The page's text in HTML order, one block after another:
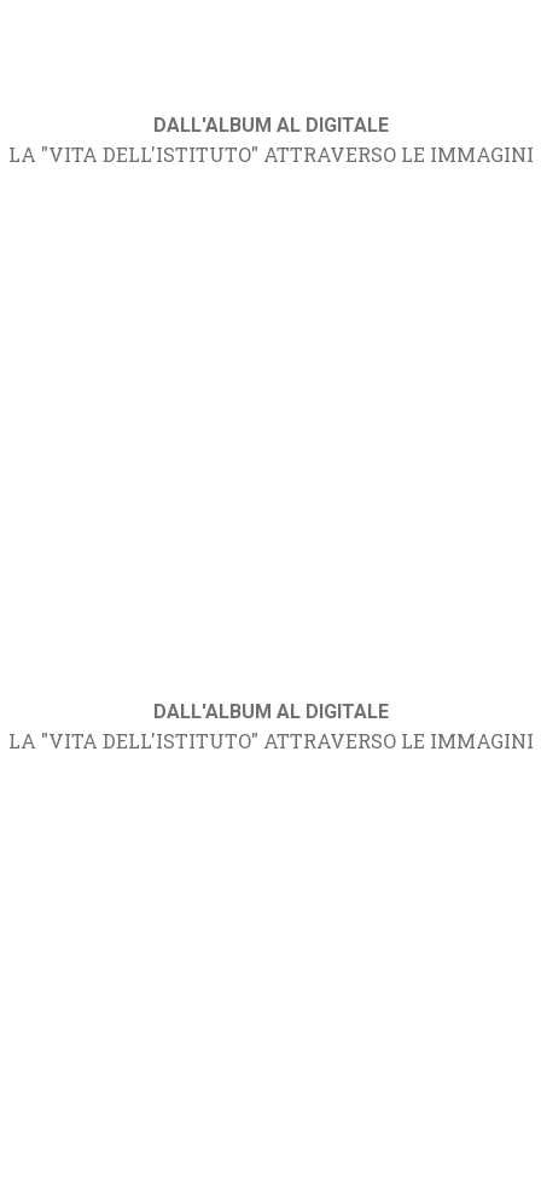
DALL'ALBUM AL DIGITALE
LA "VITA DELL'ISTITUTO" ATTRAVERSO LE IMMAGINI
DALL'ALBUM AL DIGITALE
LA "VITA DELL'ISTITUTO" ATTRAVERSO LE IMMAGINI